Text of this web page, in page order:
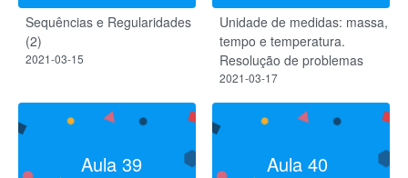
Sequências e Regularidades
(2)
2021-03-15
Unidade de medidas: massa,
tempo e temperatura.
Resolução de problemas
2021-03-17
Aula 39 Aula 40